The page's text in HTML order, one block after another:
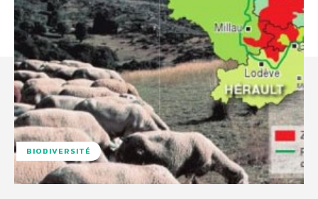
BIODIVERSITÉ